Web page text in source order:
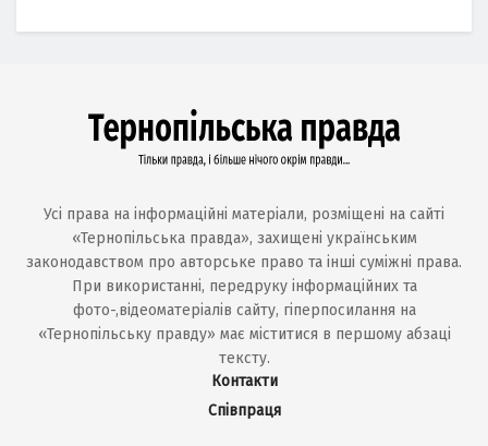
Усі права на інформаційні матеріали, розміщені на сайті
«Тернопільська правда», захищені українським
законодавством про авторське право та інші суміжні права.
При використанні, передруку інформаційних та
фото-,відеоматеріалів сайту, гіперпосилання на
«Тернопільську правду» має міститися в першому абзаці
тексту.
Контакти
Співпраця